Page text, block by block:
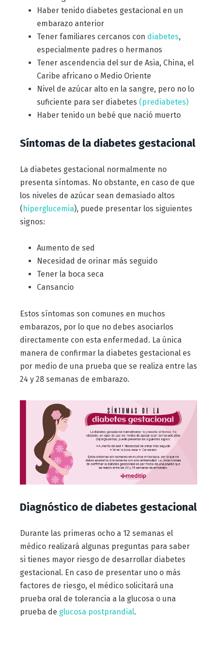
Haber tenido diabetes gestacional en un
embarazo anterior
Tener familiares cercanos con diabetes,
especialmente padres o hermanos
Tener ascendencia del sur de Asia, China, el
Caribe africano o Medio Oriente
Nivel de azúcar alto en la sangre, pero no lo
suficiente para ser diabetes (prediabetes)
Haber tenido un bebé que nació muerto
Síntomas de la diabetes gestacional
La diabetes gestacional normalmente no
presenta síntomas. No obstante, en caso de que
los niveles de azúcar sean demasiado altos
(hiperglucemia), puede presentar los siguientes
signos:
Aumento de sed
Necesidad de orinar más seguido
Tener la boca seca
Cansancio
Estos síntomas son comunes en muchos
embarazos, por lo que no debes asociarlos
directamente con esta enfermedad. La única
manera de confirmar la diabetes gestacional es
por medio de una prueba que se realiza entre las
24 y 28 semanas de embarazo.
Diagnóstico de diabetes gestacional
Durante las primeras ocho a 12 semanas el
médico realizará algunas preguntas para saber
si tienes mayor riesgo de desarrollar diabetes
gestacional. En caso de presentar uno o más
factores de riesgo, el médico solicitará una
prueba oral de tolerancia a la glucosa o una
prueba de glucosa postprandial.